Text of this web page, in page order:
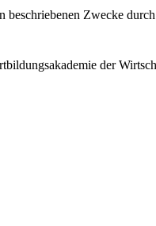
Zwecke
der